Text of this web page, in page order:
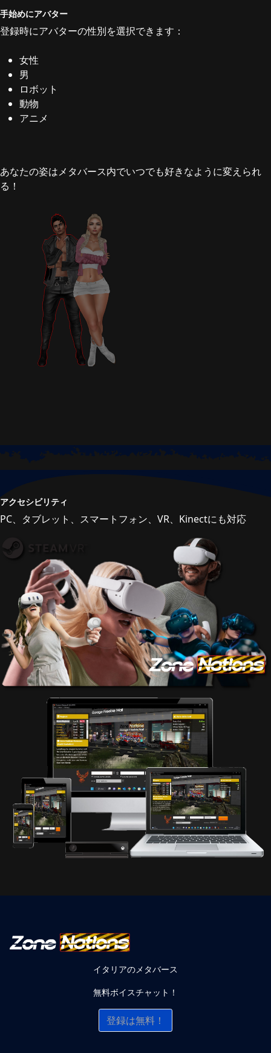
手始めにアバター
登録時にアバターの性別を選択できます：
女性
男
ロボット
動物
アニメ
あなたの姿はメタバース内でいつでも好きなように変えられ
る！
アクセシビリティ
PC、タブレット、スマートフォン、VR、Kinectにも対応
イタリアのメタバース
無料ボイスチャット！
登録は無料！